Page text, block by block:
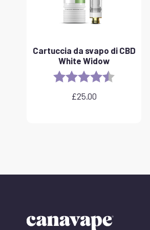
Cartuccia da svapo di CBD
White Widow
Rating:
£25.00